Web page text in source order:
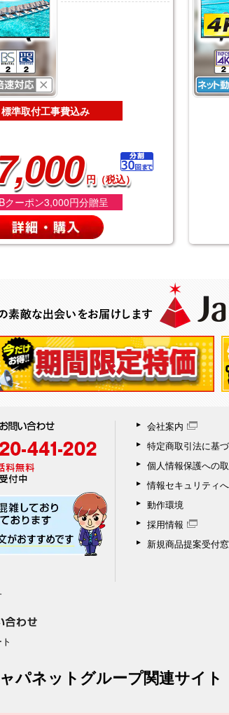
標準取付工事費込み
円（税込）
クーポン3,000円分贈呈
会社案内
特定商取引法に基
個人情報保護への
情報セキュリティ
動作環境
採用情報
新規商品提案受付
パネットグループ関連サイト